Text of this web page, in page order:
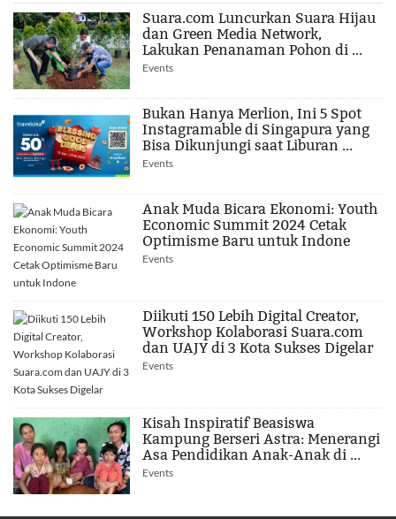
Suara.com Luncurkan Suara Hijau
dan Green Media Network,
Lakukan Penanaman Pohon di ...
Events
Bukan Hanya Merlion, Ini 5 Spot
Instagramable di Singapura yang
Bisa Dikunjungi saat Liburan ...
Events
Anak Muda Bicara Ekonomi: Youth
Economic Summit 2024 Cetak
Optimisme Baru untuk Indone
Events
Diikuti 150 Lebih Digital Creator,
Workshop Kolaborasi Suara.com
dan UAJY di 3 Kota Sukses Digelar
Events
Kisah Inspiratif Beasiswa
Kampung Berseri Astra: Menerangi
Asa Pendidikan Anak-Anak di ...
Events